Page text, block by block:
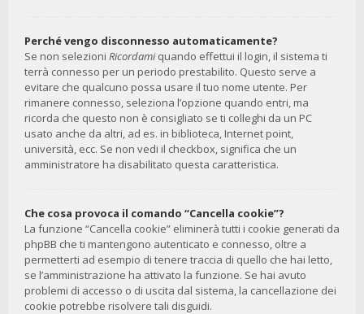
Perché vengo disconnesso automaticamente?
Se non selezioni Ricordamiquando effettui il login, il sistema ti
terrà connesso per un periodo prestabilito. Questo serve a
evitare che qualcuno possa usare il tuo nome utente. Per
rimanere connesso, seleziona l’opzione quando entri, ma
ricorda che questo non è consigliato se ti colleghi da un PC
usato anche da altri, ad es. in biblioteca, Internet point,
università, ecc. Se non vedi il checkbox, significa che un
amministratore ha disabilitato questa caratteristica.
Che cosa provoca il comando “Cancella cookie”?
La funzione “Cancella cookie” eliminerà tutti i cookie generati da
phpBB che ti mantengono autenticato e connesso, oltre a
permetterti ad esempio di tenere traccia di quello che hai letto,
se l’amministrazione ha attivato la funzione. Se hai avuto
problemi di accesso o di uscita dal sistema, la cancellazione dei
cookie potrebbe risolvere tali disguidi.